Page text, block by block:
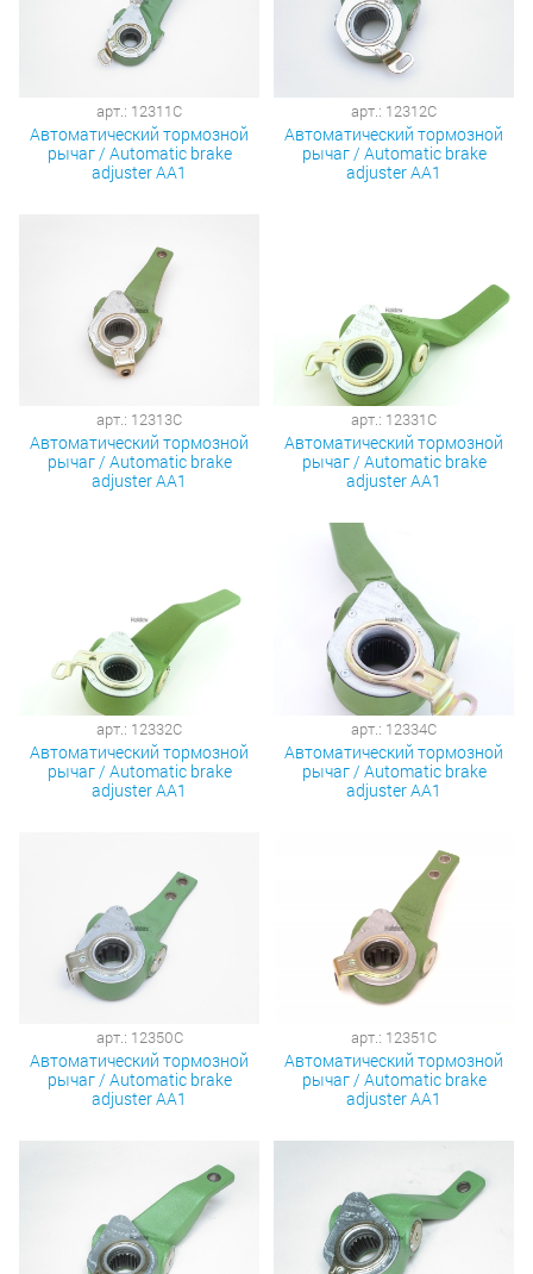
арт.: 12311C
Автоматический тормозной
рычаг / Automatic brake
adjuster AA1
арт.: 12312C
Автоматический тормозной
рычаг / Automatic brake
adjuster AA1
арт.: 12313C
Автоматический тормозной
рычаг / Automatic brake
adjuster AA1
арт.: 12331C
Автоматический тормозной
рычаг / Automatic brake
adjuster AA1
арт.: 12332C
Автоматический тормозной
рычаг / Automatic brake
adjuster AA1
арт.: 12334C
Автоматический тормозной
рычаг / Automatic brake
adjuster AA1
арт.: 12350C
Автоматический тормозной
рычаг / Automatic brake
adjuster AA1
арт.: 12351C
Автоматический тормозной
рычаг / Automatic brake
adjuster AA1